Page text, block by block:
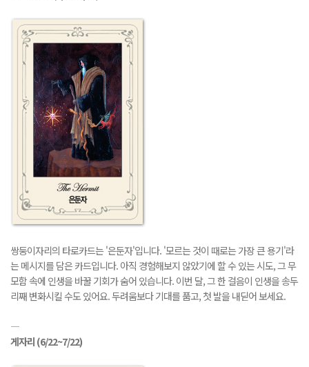
쌍둥이자리의 타로카드는 '은둔자'입니다. '모르는 것이 때로는 가장 큰 용기'라
는 메시지를 담은 카드입니다. 아직 경험해보지 않았기에 할 수 있는 시도, 그 무
모함 속에 인생을 바꿀 기회가 숨어 있습니다. 이번 달, 그 한 걸음이 인생을 송두
리째 변화시킬 수도 있어요. 두려움보다 기대를 품고, 첫 발을 내딛어 보세요.
―
게자리 (6/22~7/22)